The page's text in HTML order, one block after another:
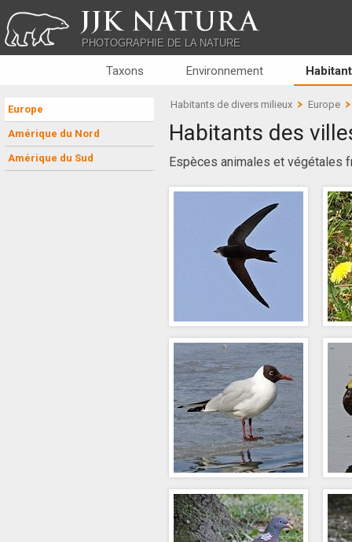
JJK NATURA
PHOTOGRAPHIE DE LA NATURE
Taxons Environnement
Europe
Amérique du Nord
Amérique du Sud
Habitants de divers milieux Europe
Habitants des
Espèces animales et végétales